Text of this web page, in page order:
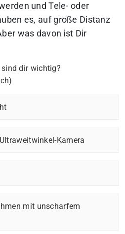
und Tele- oder
es, auf große Distanz
was davon ist Dir
sind dir wichtig?
Kamera
mit unscharfem